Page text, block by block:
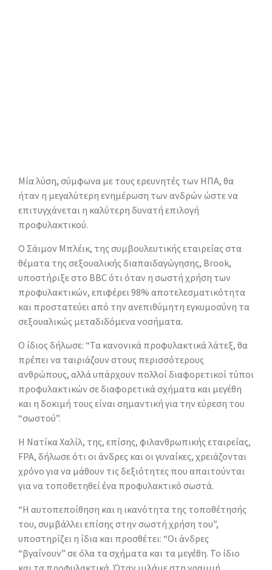
Μία λύση, σύμφωνα με τους ερευνητές των ΗΠΑ, θα
ήταν η μεγαλύτερη ενημέρωση των ανδρών ώστε να
επιτυγχάνεται η καλύτερη δυνατή επιλογή
προφυλακτικού.
Ο Σάιμον Μπλέικ, της συμβουλευτικής εταιρείας στα
θέματα της σεξουαλικής διαπαιδαγώγησης, Brook,
υποστήριξε στο BBC ότι όταν η σωστή χρήση των
προφυλακτικών, επιφέρει 98% αποτελεσματικότητα
και προστατεύει από την ανεπιθύμητη εγκυμοσύνη τα
σεξουαλικώς μεταδιδόμενα νοσήματα.
Ο ίδιος δήλωσε: “Τα κανονικά προφυλακτικά λάτεξ, θα
πρέπει να ταιριάζουν στους περισσότερους
ανθρώπους, αλλά υπάρχουν πολλοί διαφορετικοί τύποι
προφυλακτικών σε διαφορετικά σχήματα και μεγέθη
και η δοκιμή τους είναι σημαντική για την εύρεση του
“σωστού”.
Η Νατίκα Χαλίλ, της, επίσης, φιλανθρωπικής εταιρείας,
FPA, δήλωσε ότι οι άνδρες και οι γυναίκες, χρειάζονται
χρόνο για να μάθουν τις δεξιότητες που απαιτούνται
για να τοποθετηθεί ένα προφυλακτικό σωστά.
“Η αυτοπεποίθηση και η ικανότητα της τοποθέτησής
του, συμβάλλει επίσης στην σωστή χρήση του”,
υποστηρίζει η ίδια και προσθέτει: “Οι άνδρες
“βγαίνουν” σε όλα τα σχήματα και τα μεγέθη. Το ίδιο
και τα προφυλακτικά. Όταν μιλάμε στη γραμμή